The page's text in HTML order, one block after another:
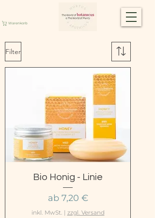
Warenkorb
Filter
Bio Honig - Linie
ab 7,20 €
Sale-Preis
inkl. MwSt. | zzgl. Versand